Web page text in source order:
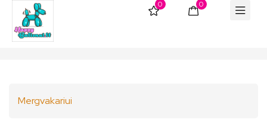
0 0
Mergvakariui